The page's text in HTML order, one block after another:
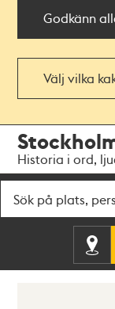
Godkänn
Välj vilka
navigationen
huvudinnehållet
Historia i ord,